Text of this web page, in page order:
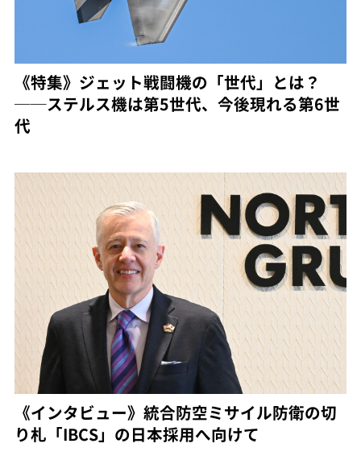
《特集》ジェット戦闘機の「世代」とは？
──ステルス機は第5世代、今後現れる第6世
代
《インタビュー》統合防空ミサイル防衛の切
り札「IBCS」の日本採用へ向けて